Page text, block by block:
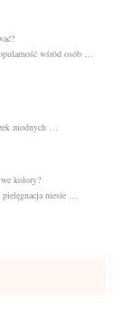
wśród osób …
modnych …
kolory?
pielęgnacja niesie …